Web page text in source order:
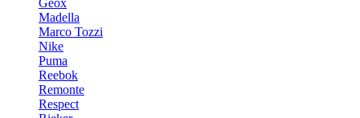
Geox
Madella
Marco Tozzi
Nike
Puma
Reebok
Remonte
Respect